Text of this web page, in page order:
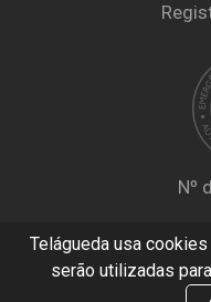
Telágueda usa
serão utilizadas
Nº